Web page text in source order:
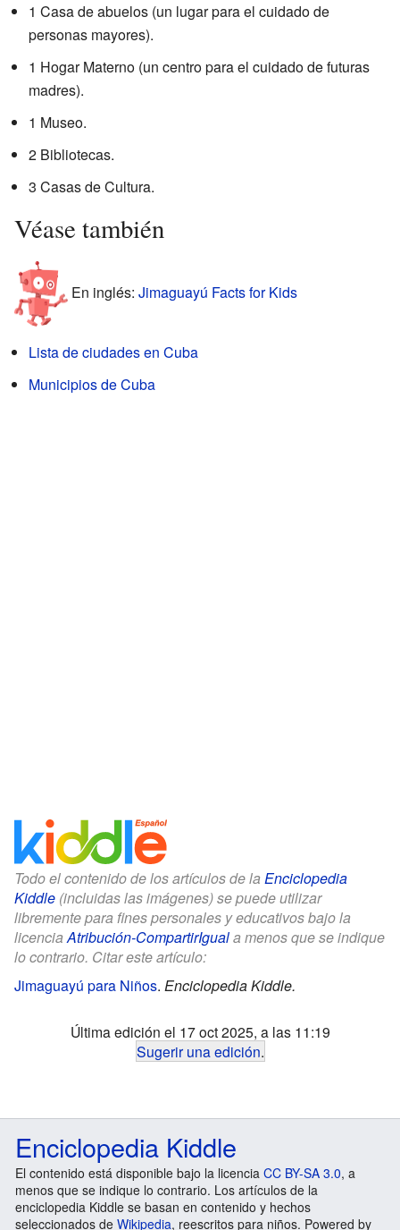
1 Casa de abuelos (un lugar para el cuidado de
personas mayores).
1 Hogar Materno (un centro para el cuidado de futuras
madres).
1 Museo.
2 Bibliotecas.
3 Casas de Cultura.
Véase también
En inglés: Jimaguayú Facts for Kids
Lista de ciudades en Cuba
Municipios de Cuba
Todo el contenido de los artículos de la Enciclopedia
Kiddle (incluidas las imágenes) se puede utilizar
libremente para fines personales y educativos bajo la
licenciaAtribución-CompartirIguala menos que se indique
lo contrario. Citar este artículo:
Jimaguayú para Niños. Enciclopedia Kiddle.
Última edición el 17 oct 2025, a las 11:19
Sugerir una edición.
Enciclopedia Kiddle
El contenido está disponible bajo la licencia CC BY-SA 3.0, a
menos que se indique lo contrario. Los artículos de la
enciclopedia Kiddle se basan en contenido y hechos
seleccionados de Wikipedia, reescritos para niños. Powered by